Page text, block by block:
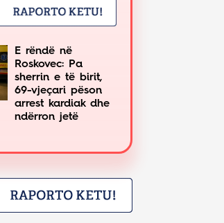
E rëndë në
Roskovec: Pa
sherrin e të birit,
69-vjeçari pëson
arrest kardiak dhe
ndërron jetë